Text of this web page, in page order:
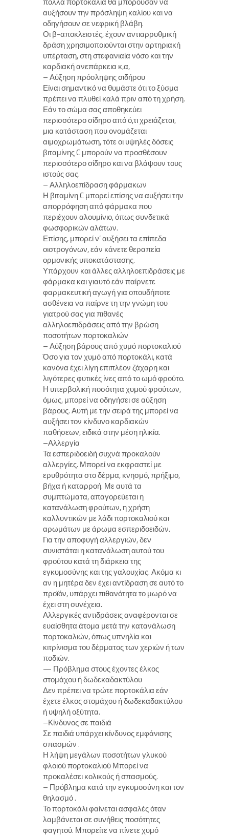
αυξήσουν την πρόσληψη καλίου και να
οδηγήσουν σε νεφρική βλάβη.
Οι β-αποκλειστές, έχουν αντιαρρυθμική
δράση χρησιμοποιούνται στην αρτηριακή
υπέρταση, στη στεφανιαία νόσο και την
καρδιακή ανεπάρκεια κ,α,
– Αύξηση πρόσληψης σιδήρου
Είναι σημαντικό να θυμάστε ότι το ξύσμα
πρέπει να πλυθεί καλά πριν από τη χρήση.
Εάν το σώμα σας αποθηκεύει
περισσότερο σίδηρο από ό,τι χρειάζεται,
μια κατάσταση που ονομάζεται
αιμοχρωμάτωση, τότε οι υψηλές δόσεις
βιταμίνης C μπορούν να προσθέσουν
περισσότερο σίδηρο και να βλάψουν τους
ιστούς σας.
– Αλληλοεπίδραση φάρμακων
Η βιταμίνη C μπορεί επίσης να αυξήσει την
απορρόφηση από φάρμακα που
περιέχουν αλουμίνιο, όπως συνδετικά
φωσφορικών αλάτων.
Επίσης, μπορεί ν’ αυξήσει τα επίπεδα
οιστρογόνων, εάν κάνετε θεραπεία
ορμονικής υποκατάστασης.
Υπάρχουν και άλλες αλληλοεπιδράσεις με
φάρμακα και γιαυτό εάν παίρνετε
φαρμακευτική αγωγή για οπουδήποτε
ασθένεια να παίρνε τη την γνώμη του
γιατρού σας για πιθανές
αλληλοεπιδράσεις από την βρώση
ποσοτήτων πορτοκαλιών
– Αύξηση βάρους από χυμό πορτοκαλιού
Όσο για τον χυμό από πορτοκάλι, κατά
κανόνα έχει λίγη επιπλέον ζάχαρη και
λιγότερες φυτικές ίνες από το ωμό φρούτο.
Η υπερβολική ποσότητα χυμού φρούτων,
όμως, μπορεί να οδηγήσει σε αύξηση
βάρους. Αυτή με την σειρά της μπορεί να
αυξήσει τον κίνδυνο καρδιακών
παθήσεων, ειδικά στην μέση ηλικία.
–Αλλεργία
Τα εσπεριδοειδή συχνά προκαλούν
αλλεργίες. Μπορεί να εκφραστεί με
ερυθρότητα στο δέρμα, κνησμό, πρήξιμο,
βήχα ή καταρροή. Με αυτά τα
συμπτώματα, απαγορεύεται η
κατανάλωση φρούτων, η χρήση
καλλυντικών με λάδι πορτοκαλιού και
αρωμάτων με άρωμα εσπεριδοειδών.
Για την αποφυγή αλλεργιών, δεν
συνιστάται η κατανάλωση αυτού του
φρούτου κατά τη διάρκεια της
εγκυμοσύνης και της γαλουχίας. Ακόμα κι
αν η μητέρα δεν έχει αντίδραση σε αυτό το
προϊόν, υπάρχει πιθανότητα το μωρό να
έχει στη συνέχεια.
Αλλεργικές αντιδράσεις αναφέρονται σε
ευαίσθητα άτομα μετά την κατανάλωση
πορτοκαλιών, όπως υπνηλία και
κιτρίνισμα του δέρματος των χεριών ή των
ποδιών.
— Πρόβλημα στους έχοντες έλκος
στομάχου ή δωδεκαδακτύλου
Δεν πρέπει να τρώτε πορτοκάλια εάν
έχετε έλκος στομάχου ή δωδεκαδακτύλου
ή υψηλή οξύτητα.
–Κίνδυνος σε παιδιά
Σε παιδιά υπάρχει κίνδυνος εμφάνισης
σπασμών .
Η λήψη μεγάλων ποσοτήτων γλυκού
φλοιού πορτοκαλιού Μπορεί να
προκαλέσει κολικούς ή σπασμούς.
– Πρόβλημα κατά την εγκυμοσύνη και τον
θηλασμό .
Το πορτοκάλι φαίνεται ασφαλές όταν
λαμβάνεται σε συνήθεις ποσότητες
φαγητού. Μπορείτε να πίνετε χυμό